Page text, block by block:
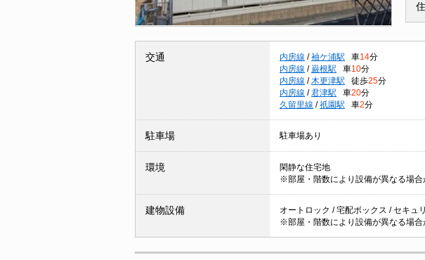
交通 内房線 / 袖ケ浦駅 車14分
内房線 / 巌根駅 車10分
内房線 / 木更津駅 徒歩25分
内房線 / 君津駅 車20分
久留里線 / 祇園駅 車2分
駐車場 駐車場あり
環境
閑静な住宅地
※部屋・階数により設備が異なる場合
建物設備
オートロック / 宅配ボックス / セキュ
※部屋・階数により設備が異なる場合